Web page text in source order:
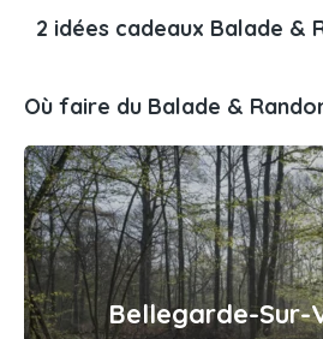
2 idées cadeaux Balade &
Où faire du Balade &
Bellegarde-Sur-